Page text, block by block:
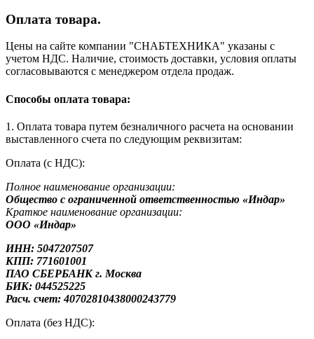
Оплата товара.
Цены на сайте компании "СНАБТЕХНИКА" указаны с
учетом НДС. Наличие, стоимость доставки, условия оплаты
согласовываются с менеджером отдела продаж.
Способы оплата товара:
1. Оплата товара путем безналичного расчета на основании
выставленного счета по следующим реквизитам:
Оплата (с НДС):
Полное наименование организации:
Общество с ограниченной ответственностью «Индар»
Краткое наименование организации:
ООО «Индар»
ИНН: 5047207507
КПП: 771601001
ПАО СБЕРБАНК г. Москва
БИК: 044525225
Расч. счет: 40702810438000243779
Оплата (без НДС):